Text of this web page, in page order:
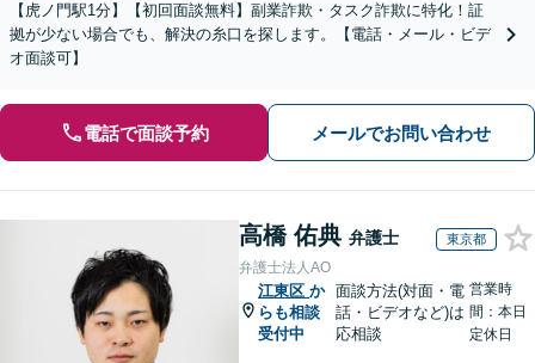
【虎ノ門駅1分】【初回面談無料】副業詐欺・タスク詐欺に特化！証
拠が少ない場合でも、解決の糸口を探します。【電話・メール・ビデ
オ面談可】
電話で面談予約 メールでお問い合わせ
高橋 佑典 弁護士 東京都
弁護士法人AO
江東区 か
らも相談
受付中
面談方法(対面・電
話・ビデオなど)は
応相談
営業時
間：本日
定休日